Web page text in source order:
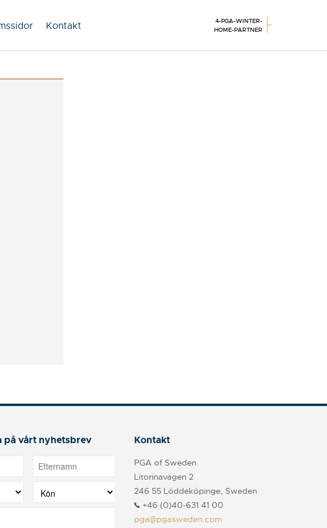
Kontakt
4-PGA-WINTER-
HOME-PARTNER
på vårt nyhetsbrev Kontakt
PGA of Sweden
Litorinavägen 2
246 55 Löddeköpinge, Sweden
+46 (0)40-631 41 00
pga@pgasweden.com